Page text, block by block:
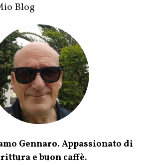
Blog
Gennaro. Appassionato di
e buon caffè.